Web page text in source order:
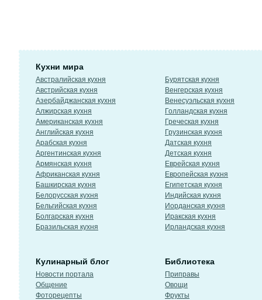
Кухни мира
Австралийская кухня
Австрийская кухня
Азербайджанская кухня
Алжирская кухня
Американская кухня
Английская кухня
Арабская кухня
Аргентинская кухня
Армянская кухня
Африканская кухня
Башкирская кухня
Белорусская кухня
Бельгийская кухня
Болгарская кухня
Бразильская кухня
Бурятская кухня
Венгерская кухня
Венесуэльская кухня
Голландская кухня
Греческая кухня
Грузинская кухня
Датская кухня
Детская кухня
Еврейская кухня
Европейская кухня
Египетская кухня
Индийская кухня
Иорданская кухня
Иракская кухня
Ирландская кухня
Кулинарный блог
Новости портала
Общение
Фоторецепты
Библиотека
Приправы
Овощи
Фрукты